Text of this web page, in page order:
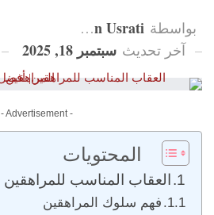
بواسطة Hanan Usrati
آخر تحديث سبتمبر 18, 2025
- Advertisement -
المحتويات
العقاب المناسب للمراهقين
فهم سلوك المراهقين